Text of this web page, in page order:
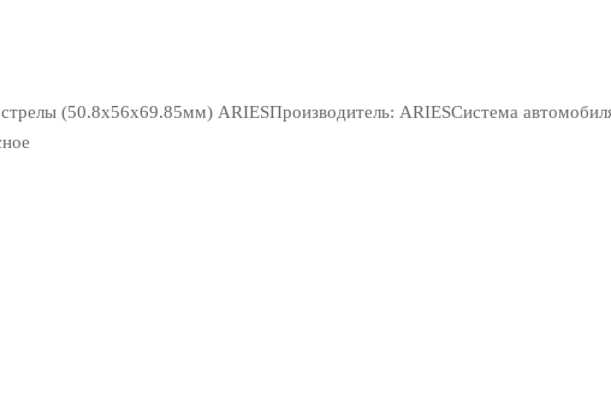
(50.8х56х69.85мм) ARIESПроизводитель: ARIESСистема